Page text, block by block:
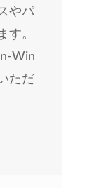
やパ
す。
Win
ただ